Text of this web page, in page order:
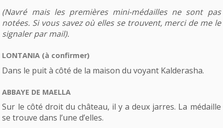
(Navré mais les premières mini-médailles ne sont pas
notées. Si vous savez où elles se trouvent, merci de me le
signaler par mail).
LONTANIA (à confirmer)
Dans le puit à côté de la maison du voyant Kalderasha.
ABBAYE DE MAELLA
Sur le côté droit du château, il y a deux jarres. La médaille
se trouve dans l’une d’elles.